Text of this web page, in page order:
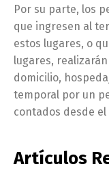
Por su parte, los
que ingresen al
estos lugares, o
lugares,
domicilio,
temporal por un
contados desde
Artículos